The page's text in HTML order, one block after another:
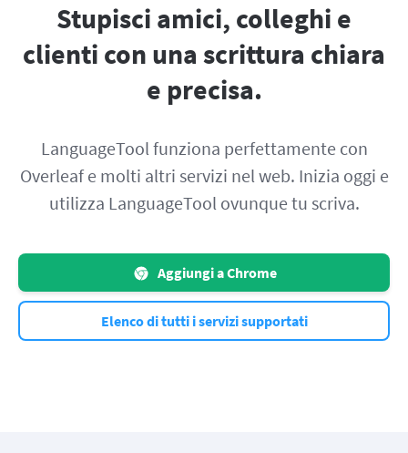
Stupisci amici, colleghi e
clienti con una scrittura chiara
e precisa.
LanguageTool funziona perfettamente con
Overleaf e molti altri servizi nel web. Inizia oggi e
utilizza LanguageTool ovunque tu scriva.
Aggiungi a Chrome
Elenco di tutti i servizi supportati